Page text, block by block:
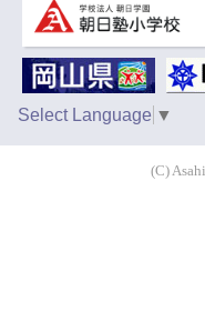
Select Language ▼
(C)